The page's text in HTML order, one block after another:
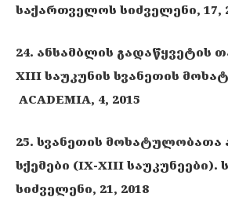
საქართველოს სიძველენი, 17,
24. ანსამბლის გადაწყვეტის
XIII საუკუნის სვანეთის
ACADEMIA, 4, 2015
25. სვანეთის
სქემები (IX-XIII
სიძველენი, 21, 2018